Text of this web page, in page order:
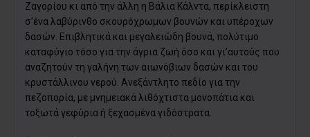
Ζαγορίου κι από την άλλη η Βάλια Κάλντα, περίκλειστη
σ’ένα λαβύρινθο σκουρόχρωμων βουνών και υπέροχων
δασών. Επιβλητικά και μεγαλειώδη βουνά, πολύτιμο
καταφύγιο τόσο για την άγρια ζωή όσο και γι’αυτούς που
αναζητούν τη γαλήνη των αιωνόβιων δασών και του
κρυστάλλινου νερού. Ανεξάντλητο πεδίο για την
πεζοπορία, με μνημειακά λιθόχτιστα μονοπάτια και
τοξωτά γεφύρια ή ξεχασμένα γιδόστρατα.